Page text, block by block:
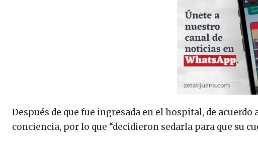
Después de que fue ingresada en el hospital, de
conciencia, por lo que “decidieron sedarla para que su